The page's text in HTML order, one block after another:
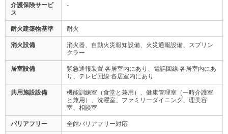
介護保険サービ
ス
-
耐火建築物基準 耐火
消火設備
消火器、自動火災報知設備、火災通報設備、スプリン
クラー
居室設備
緊急通報装置:各居室内にあり、電話回線:各居室内にあ
り、テレビ回線:各居室内にあり
共用施設設備
機能訓練室（食堂と兼用）、健康管理室（一時介護室
と兼用）、洗濯室、ファミリーダイニング、理美容
室、相談室
バリアフリー 全館バリアフリー対応